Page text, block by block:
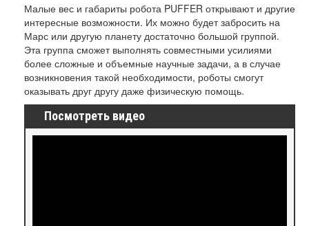
Малые вес и габариты робота PUFFER открывают и другие
интересные возможности. Их можно будет забросить на
Марс или другую планету достаточно большой группой.
Эта группа сможет выполнять совместными усилиями
более сложные и объемные научные задачи, а в случае
возникновения такой необходимости, роботы смогут
оказывать друг другу даже физическую помощь.
Посмотреть видео